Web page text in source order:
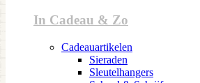
In Cadeau & Zo
Cadeauartikelen
Sieraden
Sleutelhangers